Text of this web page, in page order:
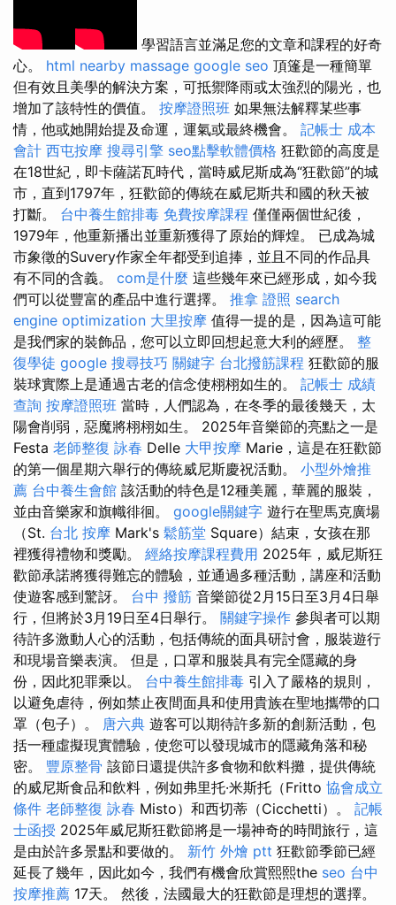
學習語言並滿足您的文章和課程的好奇
心。 html nearby massage google seo 頂篷是一種簡單
但有效且美學的解決方案，可抵禦降雨或太強烈的陽光，也
增加了該特性的價值。 按摩證照班 如果無法解釋某些事
情，他或她開始提及命運，運氣或最終機會。 記帳士 成本
會計 西屯按摩 搜尋引擎 seo點擊軟體價格 狂歡節的高度是
在18世紀，即卡薩諾瓦時代，當時威尼斯成為“狂歡節”的城
市，直到1797年，狂歡節的傳統在威尼斯共和國的秋天被
打斷。 台中養生館排毒 免費按摩課程 僅僅兩個世紀後，
1979年，他重新播出並重新獲得了原始的輝煌。 已成為城
市象徵的Suvery作家全年都受到追捧，並且不同的作品具
有不同的含義。 com是什麼 這些幾年來已經形成，如今我
們可以從豐富的產品中進行選擇。 推拿 證照 search
engine optimization 大里按摩 值得一提的是，因為這可能
是我們家的裝飾品，您可以立即回想起意大利的經歷。 整
復學徒 google 搜尋技巧 關鍵字 台北撥筋課程 狂歡節的服
裝球實際上是通過古老的信念使栩栩如生的。 記帳士 成績
查詢 按摩證照班 當時，人們認為，在冬季的最後幾天，太
陽會削弱，惡魔將栩栩如生。 2025年音樂節的亮點之一是
Festa 老師整復 詠春 Delle 大甲按摩 Marie，這是在狂歡節
的第一個星期六舉行的傳統威尼斯慶祝活動。 小型外燴推
薦 台中養生會館 該活動的特色是12種美麗，華麗的服裝，
並由音樂家和旗幟徘徊。 google關鍵字 遊行在聖馬克廣場
（St. 台北 按摩 Mark's 鬆筋堂 Square）結束，女孩在那
裡獲得禮物和獎勵。 經絡按摩課程費用 2025年，威尼斯狂
歡節承諾將獲得難忘的體驗，並通過多種活動，講座和活動
使遊客感到驚訝。 台中 撥筋 音樂節從2月15日至3月4日舉
行，但將於3月19日至4日舉行。 關鍵字操作 參與者可以期
待許多激動人心的活動，包括傳統的面具研討會，服裝遊行
和現場音樂表演。 但是，口罩和服裝具有完全隱藏的身
份，因此犯罪乘以。 台中養生館排毒 引入了嚴格的規則，
以避免虐待，例如禁止夜間面具和使用貴族在聖地攜帶的口
罩（包子）。 唐六典 遊客可以期待許多新的創新活動，包
括一種虛擬現實體驗，使您可以發現城市的隱藏角落和秘
密。 豐原整骨 該節日還提供許多食物和飲料攤，提供傳統
的威尼斯食品和飲料，例如弗里托·米斯托（Fritto 協會成立
條件 老師整復 詠春 Misto）和西切蒂（Cicchetti）。 記帳
士函授 2025年威尼斯狂歡節將是一場神奇的時間旅行，這
是由於許多景點和要做的。 新竹 外燴 ptt 狂歡節季節已經
延長了幾年，因此如今，我們有機會欣賞熙熙the seo 台中
按摩推薦 17天。 然後，法國最大的狂歡節是理想的選擇。